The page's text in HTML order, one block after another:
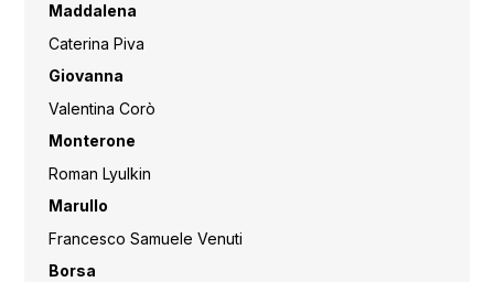
Maddalena
Caterina Piva
Giovanna
Valentina Corò
Monterone
Roman Lyulkin
Marullo
Francesco Samuele Venuti
Borsa